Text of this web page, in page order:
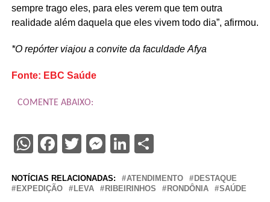
sempre trago eles, para eles verem que tem outra
realidade além daquela que eles vivem todo dia”, afirmou.
*O repórter viajou a convite da faculdade Afya
Fonte: EBC Saúde
COMENTE ABAIXO:
WhatsApp
Facebook
Twitter
Messenger
LinkedIn
Share
NOTÍCIAS RELACIONADAS: ATENDIMENTO
DESTAQUE
EXPEDIÇÃO
LEVA RIBEIRINHOS RONDÔNIA SAÚDE